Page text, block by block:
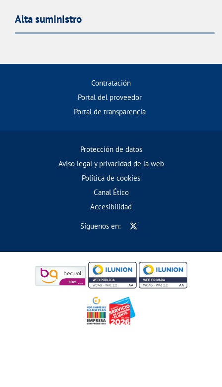
Alta suministro
Contratación
Portal del proveedor
Portal de transparencia
Protección de datos
Aviso legal y privacidad de la web
Política de cookies
Canal Ético
Accesibilidad
Síguenos en: